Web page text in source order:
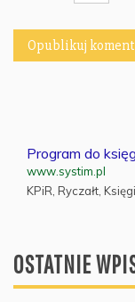
Program do
www.systim.pl
KPiR, Ryczałt,
OSTATNIE